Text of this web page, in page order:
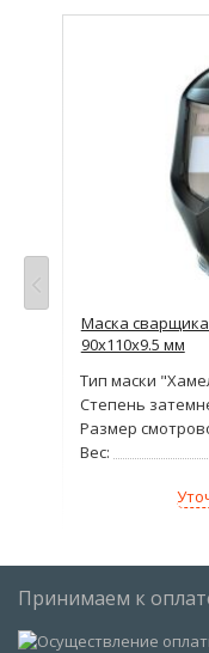
Маска
90х110х9.5 мм
Тип маски
Степень
Размер
Вес:
Принимаем к